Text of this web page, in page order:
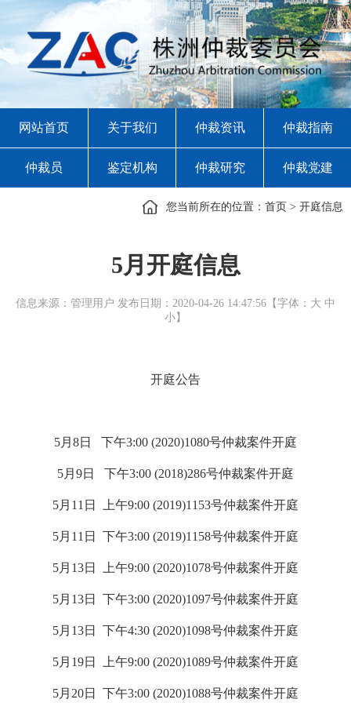
网站首页 关于我们 仲裁资讯 仲裁指南
仲裁员 鉴定机构 仲裁研究 仲裁党建
您当前所在的位置： 首页 > 开庭信息
5月开庭信息
信息来源：管理用户 发布日期：2020-04-26 14:47:56【字体： 大 中
小】
开庭公告
5月8日 下午3:00 (2020)1080号仲裁案件开庭
5月9日 下午3:00 (2018)286号仲裁案件开庭
5月11日 上午9:00 (2019)1153号仲裁案件开庭
5月11日 下午3:00 (2019)1158号仲裁案件开庭
5月13日 上午9:00 (2020)1078号仲裁案件开庭
5月13日 下午3:00 (2020)1097号仲裁案件开庭
5月13日 下午4:30 (2020)1098号仲裁案件开庭
5月19日 上午9:00 (2020)1089号仲裁案件开庭
5月20日 下午3:00 (2020)1088号仲裁案件开庭